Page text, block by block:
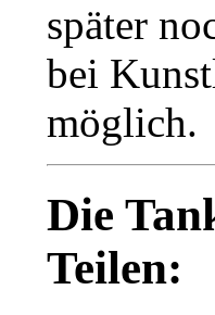
später
bei
möglich.
Die
Teilen: